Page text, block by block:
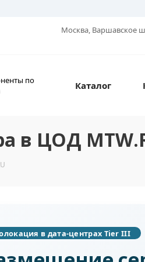
Москва, Варшавское
по
Каталог
в ЦОД
в дата-центрах Tier III